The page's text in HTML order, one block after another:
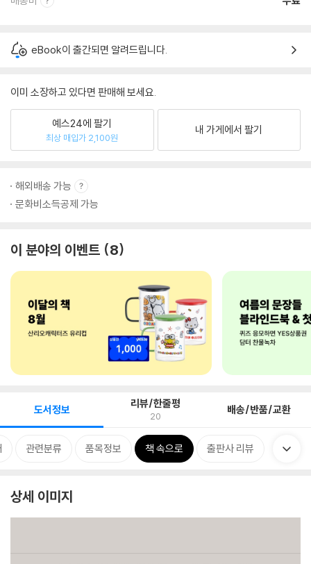
eBook이 출간되면 알려드립니다.
이미 소장하고 있다면 판매해 보세요.
예스24에 팔기
최상 매입가 2,100원
내 가게에서 팔기
해외배송 가능
문화비소득공제 가능
이 분야의 이벤트 8
도서정보 리뷰/한줄평
20 배송/반품/교환
관련분류 품목정보 책 속으로 출판사 리뷰
상세 이미지